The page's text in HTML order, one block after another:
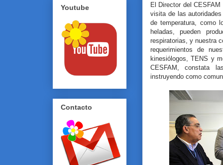
El Director del
visita de las
de temperatura, como
heladas, pueden
respiratorias, y nuestra
requerimientos de
kinesiólogos, TENS y
CESFAM, constata
instruyendo como
Youtube
Contacto